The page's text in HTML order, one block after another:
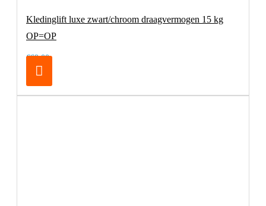
Kledinglift luxe zwart/chroom draagvermogen 15 kg
OP=OP
€69,00